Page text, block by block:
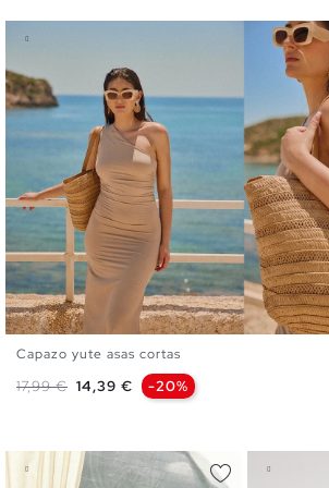
Capazo yute asas cortas
Precio base
17,99 € Precio
14,39 € -20%